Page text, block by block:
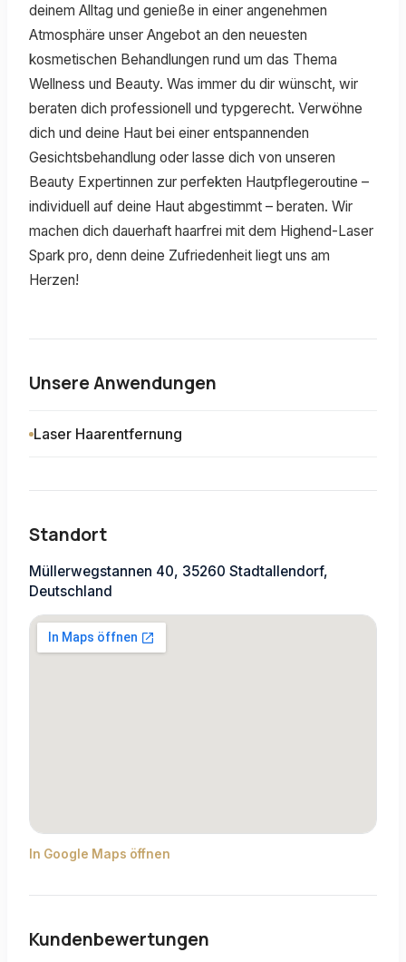
deinem Alltag und genieße in einer angenehmen
Atmosphäre unser Angebot an den neuesten
kosmetischen Behandlungen rund um das Thema
Wellness und Beauty. Was immer du dir wünscht, wir
beraten dich professionell und typgerecht. Verwöhne
dich und deine Haut bei einer entspannenden
Gesichtsbehandlung oder lasse dich von unseren
Beauty Expertinnen zur perfekten Hautpflegeroutine –
individuell auf deine Haut abgestimmt – beraten. Wir
machen dich dauerhaft haarfrei mit dem Highend-Laser
Spark pro, denn deine Zufriedenheit liegt uns am
Herzen!
Unsere Anwendungen
Laser Haarentfernung
Standort
Müllerwegstannen 40, 35260 Stadtallendorf,
Deutschland
In Google Maps öffnen
Kundenbewertungen